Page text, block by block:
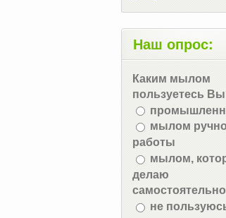
Наш опрос:
Каким мылом
пользуетесь
мылом
работы
мылом,
делаю
самостоятельно
не